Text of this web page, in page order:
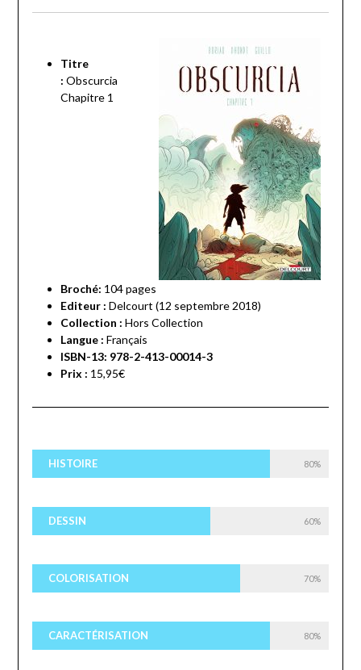
Titre
: Obscurcia
Chapitre 1
Broché: 104pages
Editeur : Delcourt (12 septembre 2018)
Collection : Hors Collection
Langue : Français
ISBN-13: 978-2-413-00014-3
Prix : 15,95€
HISTOIRE 80%
DESSIN 60%
COLORISATION 70%
CARACTÉRISATION 80%